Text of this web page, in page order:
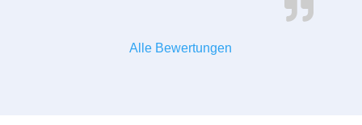
Alle Bewertungen